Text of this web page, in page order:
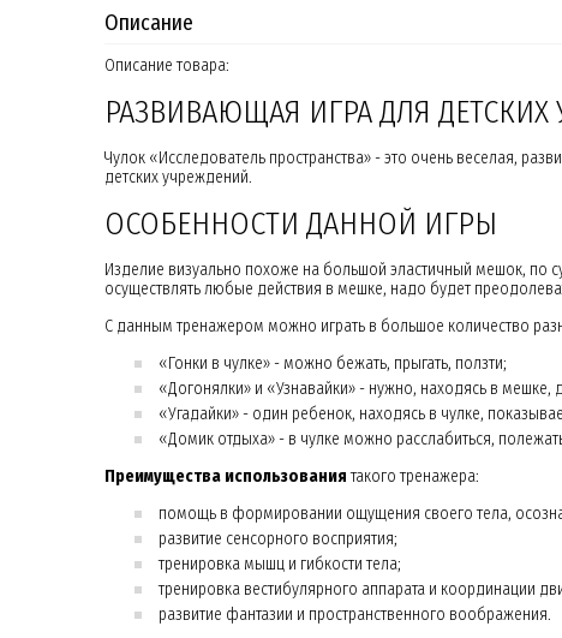
Описание
Описание товара:
РАЗВИВАЮЩАЯ ИГРА ДЛЯ
Чулок «Исследователь пространства» - это очень веселая,
детских учреждений.
ОСОБЕННОСТИ ДАННОЙ ИГРЫ
Изделие визуально похоже на большой эластичный мешок, по
осуществлять любые действия в мешке, надо будет
С данным тренажером можно играть в большое количество
«Гонки в чулке» - можно бежать, прыгать, ползти;
«Догонялки» и «Узнавайки» - нужно, находясь в мешке,
«Угадайки» - один ребенок, находясь в чулке,
«Домик отдыха» - в чулке можно расслабиться,
Преимущества использованиятакого тренажера:
помощь в формировании ощущения своего тела,
развитие сенсорного восприятия;
тренировка мышц и гибкости тела;
тренировка вестибулярного аппарата и координации
развитие фантазии и пространственного воображения.